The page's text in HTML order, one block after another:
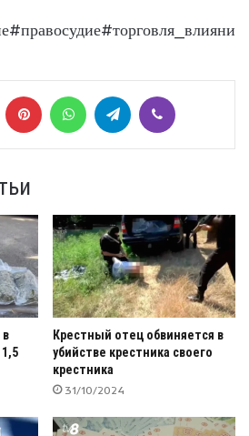
LinkedIn Pinterest WhatsAppTelegram
Крестный отец обвиняется в
убийстве крестника своего
крестника
31/10/2024